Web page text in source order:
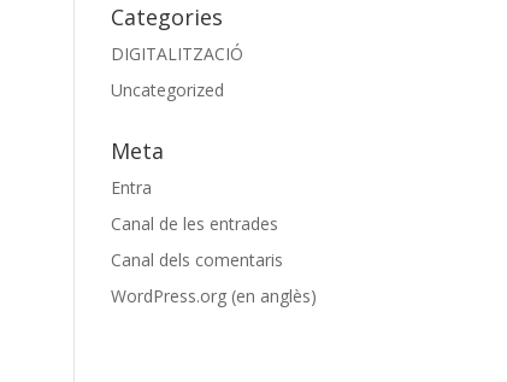
Categories
DIGITALITZACIÓ
Uncategorized
Meta
Entra
Canal de les entrades
Canal dels comentaris
WordPress.org (en anglès)